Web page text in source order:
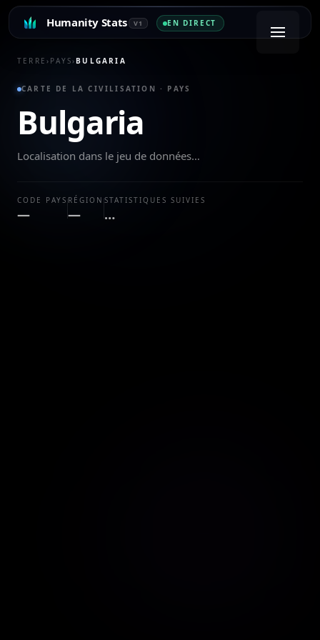
Humanity Stats V1 EN DIRECT
TERRE › PAYS›BULGARIA
CARTE DE LA CIVILISATION · PAYS
Bulgaria
Localisation dans le jeu de données…
CODE PAYS
—
RÉGION
—
STATISTIQUES SUIVIES
…